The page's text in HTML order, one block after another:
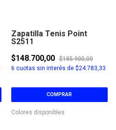
Zapatilla Tenis Point
S2511
$148.700,00
$185.900,00
6 cuotas sin interés de $24.783,33
COMPRAR
Colores disponibles